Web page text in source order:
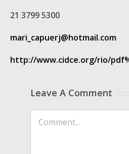
21 3799 5300
mari_capuerj@hotmail.com
http://www.cidce.org/rio/
Leave A Comment
Comment